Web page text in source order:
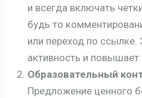
и всегда включать
будь то
или переход по ссылке.
активность и повышает
Образовательный
Предложение ценного